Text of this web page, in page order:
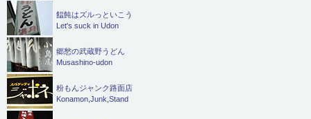
饂飩はズルっといこう
Let's suck in Udon
郷愁の武蔵野うどん
Musashino-udon
粉もんジャンク路面店
Konamon,Junk,Stand